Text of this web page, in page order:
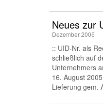
Neues zur
Dezember 2005
:: UID-Nr. als
schließlich auf
Unternehmers
16. August
Lieferung gem.